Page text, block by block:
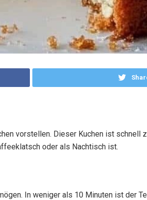
vorstellen. Dieser Kuchen ist schnell
oder als Nachtisch ist.
In weniger als 10 Minuten ist der